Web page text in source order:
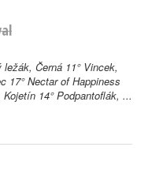
Černá 11° Vincek,
17° Nectar of Happiness
14° Podpantoflák, ...